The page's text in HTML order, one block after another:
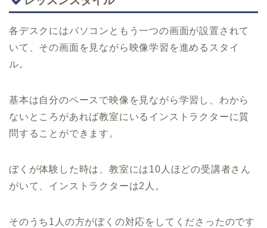
各デスクにはパソコンともう一つの画面が設置されて
いて、その画面を見ながら映像学習を進めるスタイ
ル。
基本は自分のペースで映像を見ながら学習し、わから
ないところがあれば教室にいるインストラクターに質
問することができます。
ぼくが体験した時は、教室には10人ほどの受講者さん
がいて、インストラクターは2人。
そのうち1人の方がぼくの対応をしてくださったのです